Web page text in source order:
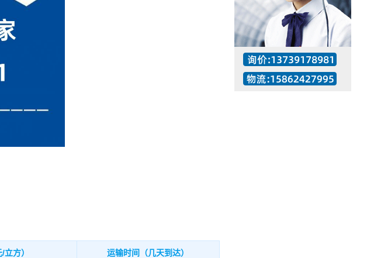
方） 运输时间（几天到达）